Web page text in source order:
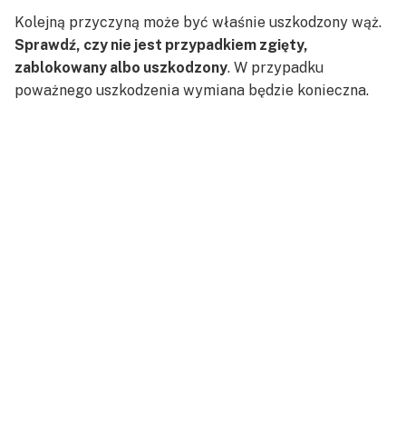
Kolejną przyczyną może być właśnie uszkodzony wąż.
Sprawdź, czy nie jest przypadkiem zgięty,
zablokowany albo uszkodzony. W przypadku
poważnego uszkodzenia wymiana będzie konieczna.